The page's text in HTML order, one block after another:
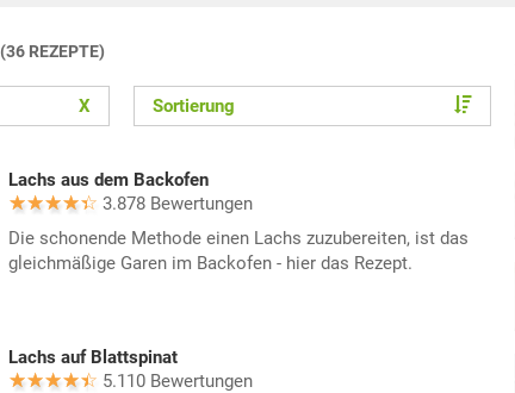
(36 REZEPTE)
X Sortierung
Lachs aus dem Backofen
3.878 Bewertungen
Die schonende Methode einen Lachs zuzubereiten, ist das
gleichmäßige Garen im Backofen - hier das Rezept.
Lachs auf Blattspinat
5.110 Bewertungen